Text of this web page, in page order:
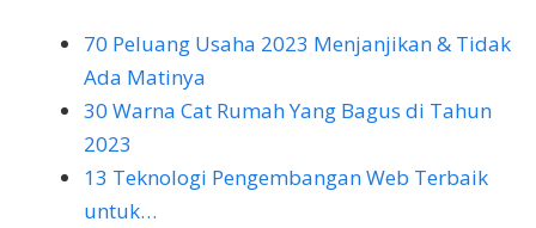
70 Peluang Usaha 2023 Menjanjikan & Tidak
Ada Matinya
30 Warna Cat Rumah Yang Bagus di Tahun
2023
13 Teknologi Pengembangan Web Terbaik
untuk…